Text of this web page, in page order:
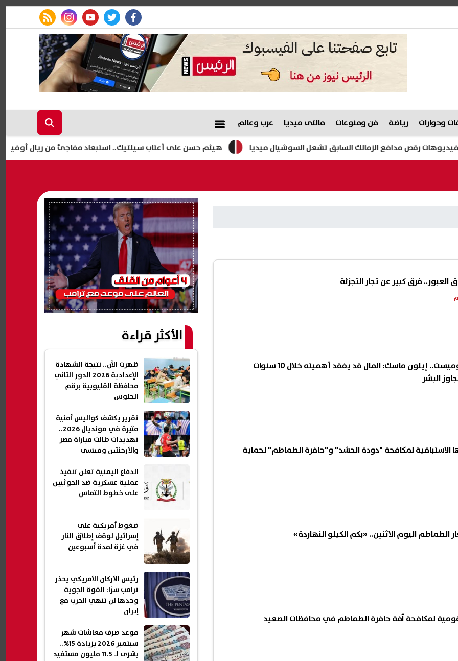
facebook
twitter
youtube
instagram
rss feed
وحوارات رياضة فن ومنوعات مالتى ميديا عرب وعالم
هيثم حسن على أعتاب سيلتيك.. استبعاد مفاجئ من ريال أوفييدو يمهد مدافع الزمالك السابق تشعل السوشيال ميديا
فرق كبير عن تجار التجزئة
في مقابلة مع الإيكونوميست.. إيلون ماسك: المال قد يفقد أهميته خلال 10 سنوات
البشر
الاستباقية لمكافحة "دودة الحشد" و"حافرة الطماطم" لحماية
اليوم الاثنين.. «بكم الكيلو النهاردة»
لمكافحة آفة حافرة الطماطم في محافظات الصعيد
الأكثر قراءة
ظهرت الآن.. نتيجة الشهادة
الإعدادية 2026 الدور الثاني
محافظة القليوبية برقم
الجلوس
تقرير يكشف كواليس أمنية
مثيرة في مونديال 2026..
تهديدات طالت مباراة مصر
والأرجنتين وميسي
الدفاع اليمنية تعلن تنفيذ
عملية عسكرية ضد الحوثيين
على خطوط التماس
ضغوط أمريكية على
إسرائيل لوقف إطلاق النار
في غزة لمدة أسبوعين
رئيس الأركان الأمريكي يحذر
ترامب سرًا: القوة الجوية
وحدها لن تنهي الحرب مع
إيران
موعد صرف معاشات شهر
سبتمبر 2026 بزيادة 15%..
بشرى لـ 11.5 مليون مستفيد